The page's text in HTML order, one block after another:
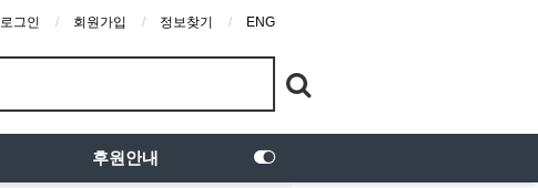
로그인 회원가입 정보찾기 ENG
후원안내